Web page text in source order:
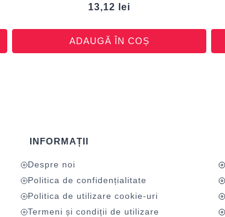
13,12
lei
ADAUGĂ ÎN COȘ
INFORMAȚII
Despre noi
Politica de confidențialitate
Politica de utilizare cookie-uri
Termeni și condiții de utilizare